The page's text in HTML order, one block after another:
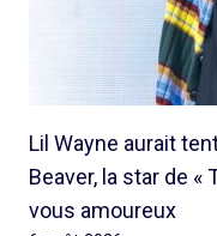
Lil Wayne aurait
Beaver, la star de «
vous amoureux